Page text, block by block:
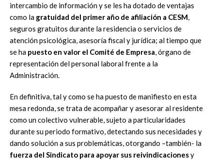
intercambio de información y se les ha dotado de ventajas
como la gratuidad del primer año de afiliación a CESM,
seguros gratuitos durante la residencia o servicios de
atención psicológica, asesoría fiscal y jurídica; al tiempo que
se ha puesto en valor el Comité de Empresa, órgano de
representación del personal laboral frente a la
Administración.
En definitiva, tal y como se ha puesto de manifiesto en esta
mesa redonda, se trata de acompañar y asesorar al residente
como un colectivo vulnerable, sujeto a particularidades
durante su periodo formativo, detectando sus necesidades y
dando solución a sus problemáticas, otorgando –también- la
fuerza del Sindicato para apoyar sus reivindicacionesy